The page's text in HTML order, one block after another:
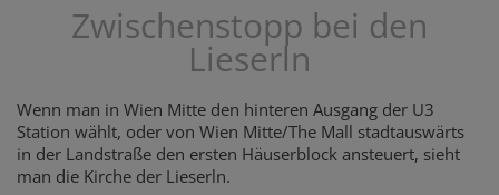
Zwischenstopp bei den
Lieserln
Wenn man in Wien Mitte den hinteren Ausgang der U3
Station wählt, oder von Wien Mitte/The Mall stadtauswärts
in der Landstraße den ersten Häuserblock ansteuert, sieht
man die Kirche der Lieserln.